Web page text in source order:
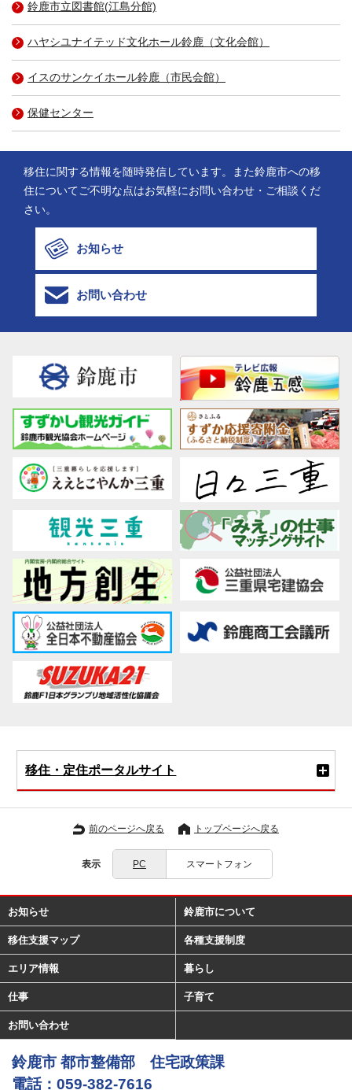
鈴鹿市立図書館(江島分館)
ハヤシユナイテッド文化ホール鈴鹿（文化会館）
イスのサンケイホール鈴鹿（市民会館）
保健センター
移住に関する情報を随時発信しています。また鈴鹿市への移
住についてご不明な点はお気軽にお問い合わせ・ご相談くだ
さい。
お知らせ
お問い合わせ
移住・定住ポータルサイト
前のページへ戻る トップページへ戻る
表示 PC スマートフォン
お知らせ 鈴鹿市について
移住支援マップ 各種支援制度
エリア情報 暮らし
仕事 子育て
お問い合わせ
鈴鹿市 都市整備部 住宅政策課
電話：059-382-7616